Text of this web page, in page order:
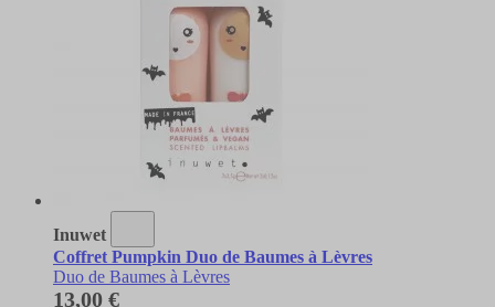
Inuwet
Coffret Pumpkin Duo de Baumes à Lèvres
Duo de Baumes à Lèvres
13,00 €